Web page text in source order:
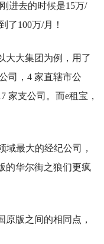
进去的时候是15万/
了100万/月！
大大集团为例，用了
司，4 家直辖市公
家支公司。而e租宝，
域最大的经纪公司，
的华尔街之狼们更疯
原版之间的相同点，